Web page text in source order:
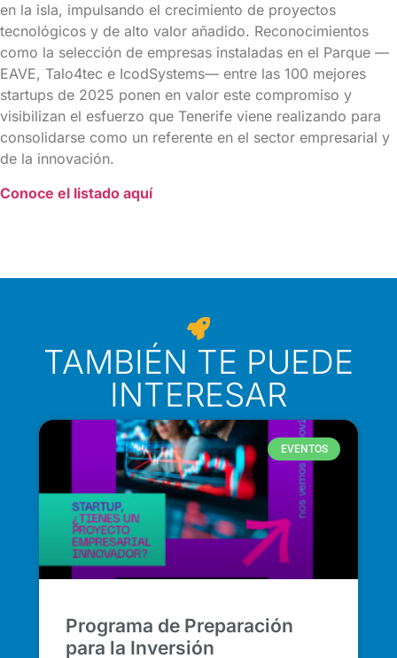
en la isla, impulsando el crecimiento de proyectos
tecnológicos y de alto valor añadido. Reconocimientos
como la selección de empresas instaladas en el Parque —
EAVE, Talo4tec e IcodSystems— entre las 100 mejores
startups de 2025 ponen en valor este compromiso y
visibilizan el esfuerzo que Tenerife viene realizando para
consolidarse como un referente en el sector empresarial y
de la innovación.
Conoce el listado aquí
TAMBIÉN TE PUEDE
INTERESAR
EVENTOS
Programa de Preparación
para la Inversión